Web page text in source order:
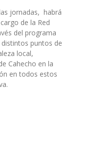
jornadas, habrá
de la Red
del programa
puntos de
local,
Cahecho en la
en todos estos